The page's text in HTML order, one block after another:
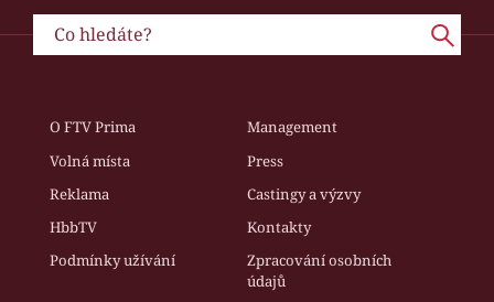
O FTV Prima
Management
Volná místa
Press
Reklama
Castingy a výzvy
HbbTV
Kontakty
Podmínky užívání
Zpracování osobních
údajů